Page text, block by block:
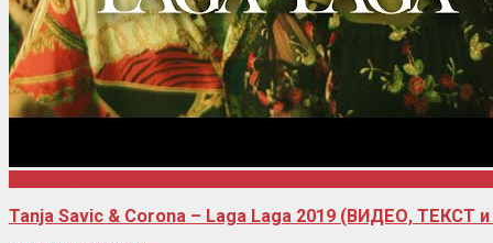
Tanja Savic & Corona – Laga Laga 2019 (ВИДЕО, ТЕКСТ